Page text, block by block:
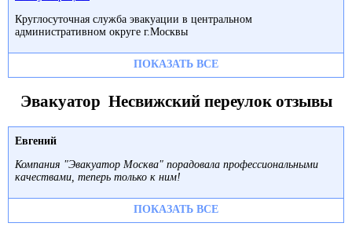
Круглосуточная служба эвакуации в центральном
административном округе г.Москвы
ПОКАЗАТЬ ВСЕ
Эвакуатор Несвижский переулок отзывы
Евгений
Компания "Эвакуатор Москва" порадовала профессиональными
качествами, теперь только к ним!
ПОКАЗАТЬ ВСЕ